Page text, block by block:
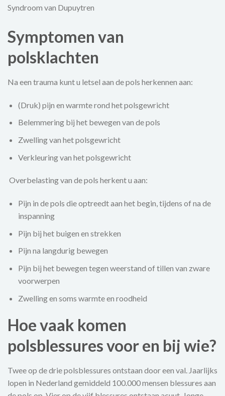
Syndroom van Dupuytren
Symptomen van
polsklachten
Na een trauma kunt u letsel aan de pols herkennen aan:
(Druk) pijn en warmte rond het polsgewricht
Belemmering bij het bewegen van de pols
Zwelling van het polsgewricht
Verkleuring van het polsgewricht
Overbelasting van de pols herkent u aan:
Pijn in de pols die optreedt aan het begin, tijdens of na de
inspanning
Pijn bij het buigen en strekken
Pijn na langdurig bewegen
Pijn bij het bewegen tegen weerstand of tillen van zware
voorwerpen
Zwelling en soms warmte en roodheid
Hoe vaak komen
polsblessures voor en bij wie?
Twee op de drie polsblessures ontstaan door een val. Jaarlijks
lopen in Nederland gemiddeld 100.000 mensen blessures aan